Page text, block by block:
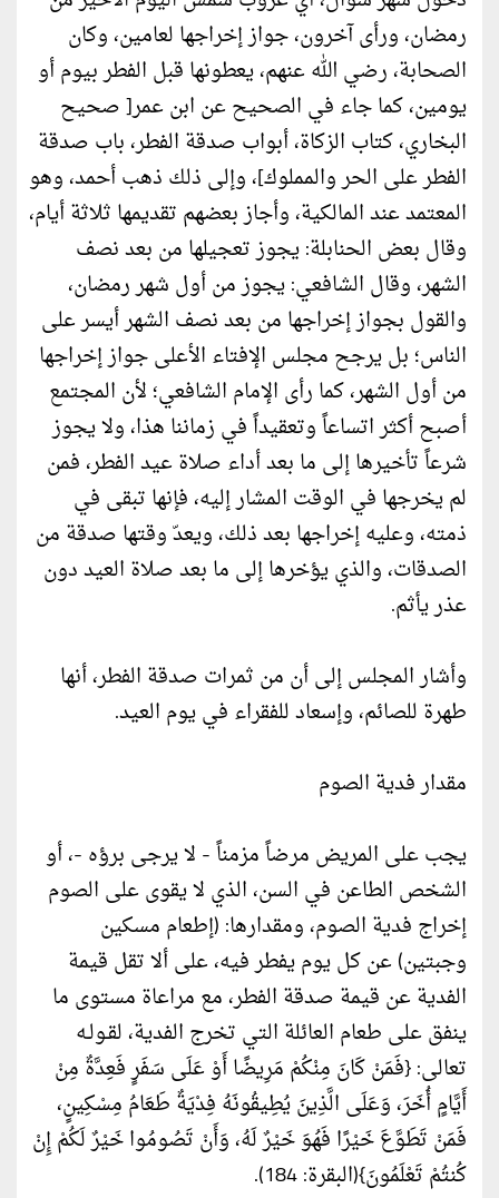
رمضان، ورأى آخرون، جواز إخراجها لعامين، وكان
الصحابة، رضي الله عنهم، يعطونها قبل الفطر بيوم أو
يومين، كما جاء في الصحيح عن ابن عمر[ صحيح
البخاري، كتاب الزكاة، أبواب صدقة الفطر، باب صدقة
الفطر على الحر والمملوك]، وإلى ذلك ذهب أحمد، وهو
المعتمد عند المالكية، وأجاز بعضهم تقديمها ثلاثة أيام،
وقال بعض الحنابلة: يجوز تعجيلها من بعد نصف
الشهر، وقال الشافعي: يجوز من أول شهر رمضان،
والقول بجواز إخراجها من بعد نصف الشهر أيسر على
الناس؛ بل يرجح مجلس الإفتاء الأعلى جواز إخراجها
من أول الشهر، كما رأى الإمام الشافعي؛ لأن المجتمع
أصبح أكثر اتساعاً وتعقيداً في زماننا هذا، ولا يجوز
شرعاً تأخيرها إلى ما بعد أداء صلاة عيد الفطر، فمن
لم يخرجها في الوقت المشار إليه، فإنها تبقى في
ذمته، وعليه إخراجها بعد ذلك، ويعدّ وقتها صدقة من
الصدقات، والذي يؤخرها إلى ما بعد صلاة العيد دون
عذر يأثم.
وأشار المجلس إلى أن من ثمرات صدقة الفطر، أنها
طهرة للصائم، وإسعاد للفقراء في يوم العيد.
مقدار فدية الصوم
يجب على المريض مرضاً مزمناً - لا يرجى برؤه -، أو
الشخص الطاعن في السن، الذي لا يقوى على الصوم
إخراج فدية الصوم، ومقدارها: (إطعام مسكين
وجبتين) عن كل يوم يفطر فيه، على ألا تقل قيمة
الفدية عن قيمة صدقة الفطر، مع مراعاة مستوى ما
ينفق على طعام العائلة التي تخرج الفدية، لقـولـه
تعالى: {فَمَنْ كَانَ مِنْكُمْ مَرِيضًا أَوْ عَلَى سَفَرٍ فَعِدَّةٌ مِنْ
أَيَّامٍ أُخَرَ، وَعَلَى الَّذِينَ يُطِيقُونَهُ فِدْيَةٌ طَعَامُ مِسْكِينٍ،
فَمَنْ تَطَوَّعَ خَيْرًا فَهُوَ خَيْرٌ لَهُ، وَأَنْ تَصُومُوا خَيْرٌ لَكُمْ إِنْ
كُنتُمْ تَعْلَمُونَ}(البقرة: 184).